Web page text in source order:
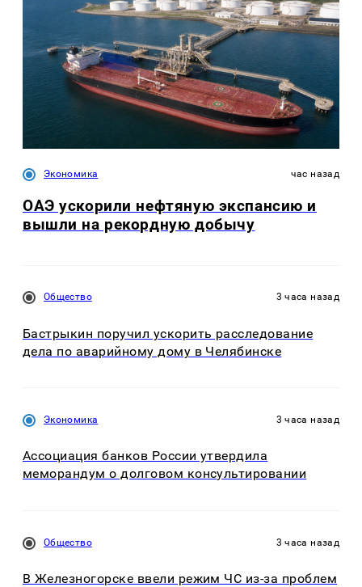
Экономика час назад
ОАЭ ускорили нефтяную экспансию и
вышли на рекордную добычу
Общество 3 часа назад
Бастрыкин поручил ускорить расследование
дела по аварийному дому в Челябинске
Экономика 3 часа назад
Ассоциация банков России утвердила
меморандум о долговом консультировании
Общество 3 часа назад
В Железногорске ввели режим ЧС из-за проблем